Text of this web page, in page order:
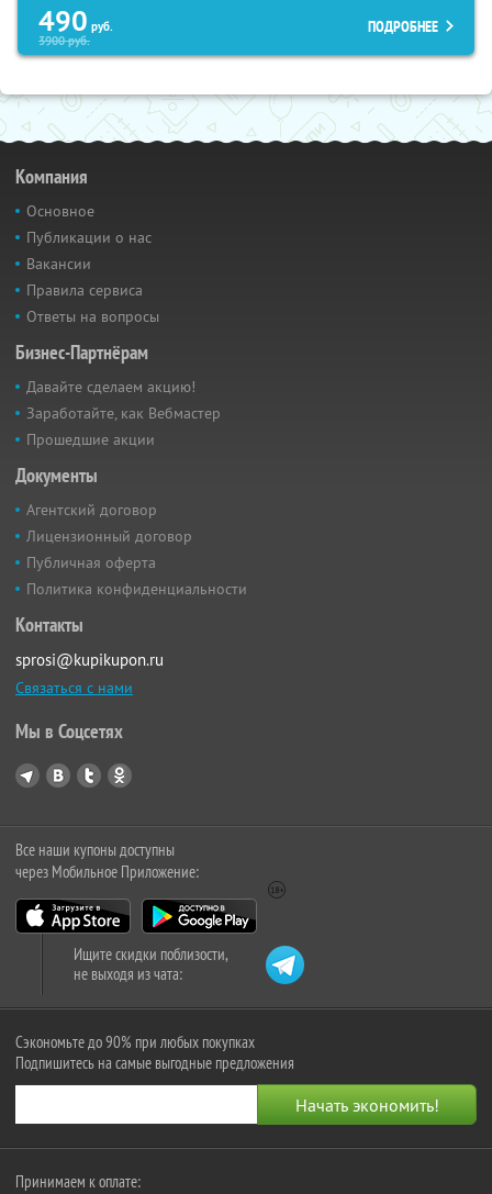
490 руб.
3900руб.
ПОДРОБНЕЕ
Компания
Основное
Публикации о нас
Вакансии
Правила сервиса
Ответы на вопросы
Бизнес-Партнёрам
Давайте сделаем акцию!
Заработайте, как Вебмастер
Прошедшие акции
Документы
Агентский договор
Лицензионный договор
Публичная оферта
Политика конфиденциальности
Контакты
sprosi@kupikupon.ru
Связаться с нами
Мы в Соцсетях
Все наши купоны доступны
через Мобильное Приложение:
Ищите скидки поблизости,
не выходя из чата:
Сэкономьте до 90% при любых покупках
Подпишитесь на самые выгодные предложения
Принимаем к оплате: